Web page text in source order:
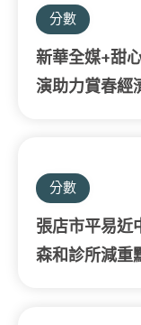
分數
新華全媒+甜
演助力賞春經
分數
張店市平易近
森和診所減重